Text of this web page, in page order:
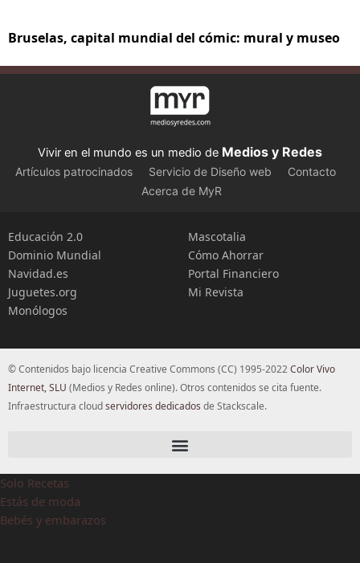
Bruselas, capital mundial del cómic: mural y museo
Vivir en el mundo es un medio de Medios y Redes
Artículos patrocinados Servicio de Diseño web
Contacto
Acerca de MyR
Educación 2.0
Dominio Mundial
Navidad.es
Juguetes.org
Monólogos
Mascotalia
Cómo Ahorrar
Portal Financiero
Mi Revista
© Contenidos bajo licencia Creative Commons (CC) 1995-2022Color Vivo
Internet, SLU (Medios y Redes online). Otros contenidos se cita fuente.
Infraestructura cloudservidores dedicados de Stackscale.
Solo Recetas
Estás de moda
Bebés y embarazos